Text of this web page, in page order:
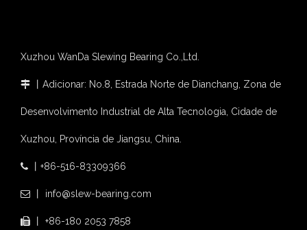
Xuzhou WanDa Slewing Bearing Co.,Ltd.
 丨Adicionar: No.8, Estrada Norte de Dianchang, Zona de
Desenvolvimento Industrial de Alta Tecnologia, Cidade de
Xuzhou, Província de Jiangsu, China.
 丨+86-516-83309366
 丨 info@slew-bearing.com
 丨 +86-180 2053 7858